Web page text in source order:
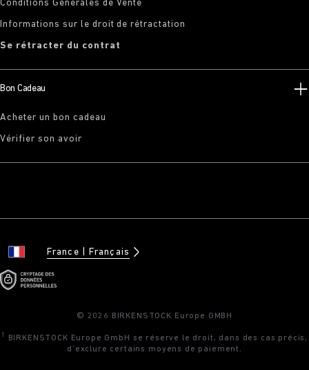
Conditions Générales de Vente
Informations sur le droit de rétractation
Se rétracter du contrat
Bon Cadeau
Acheter un bon cadeau
Vérifier son avoir
France Français
© 2026 BIRKENSTOCK Europe GMBH
1
BIRKENSTOCK Europe GmbH se réserve le droit, dans des cas précis,
d’exclure certains moyens de paiement.